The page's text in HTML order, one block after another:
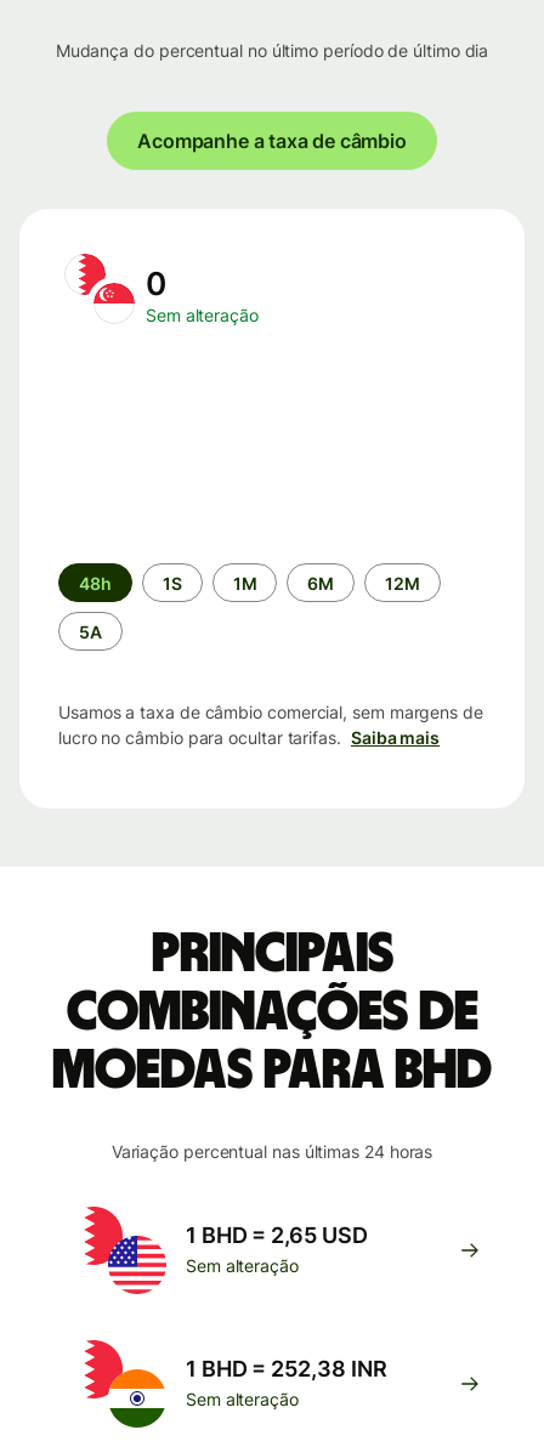
Mudança do percentual no último período de último dia
Acompanhe a taxa de câmbio
0
Sem alteração
Período
de
tempo
48h 1S 1M 6M 12M
5A
Usamos a taxa de câmbio comercial, sem margens de
lucro no câmbio para ocultar tarifas. Saiba mais
Principais
combinações de
moedas para BHD
Variação percentual nas últimas 24 horas
1 BHD = 2,65 USD
Sem alteração
1 BHD = 252,38 INR
Sem alteração